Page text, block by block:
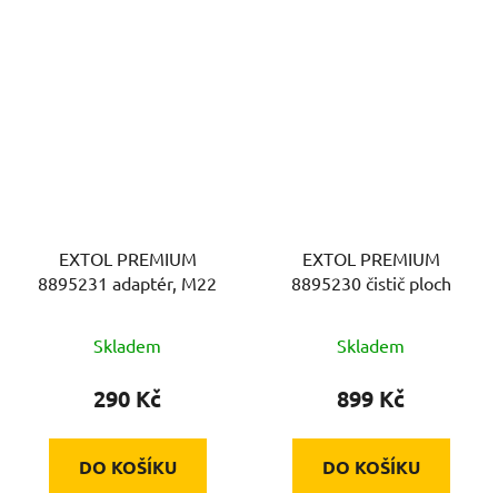
EXTOL PREMIUM
8895231 adaptér, M22
Skladem
290 Kč
DO KOŠÍKU
EXTOL PREMIUM
8895230 čistič ploch
Skladem
899 Kč
DO KOŠÍKU